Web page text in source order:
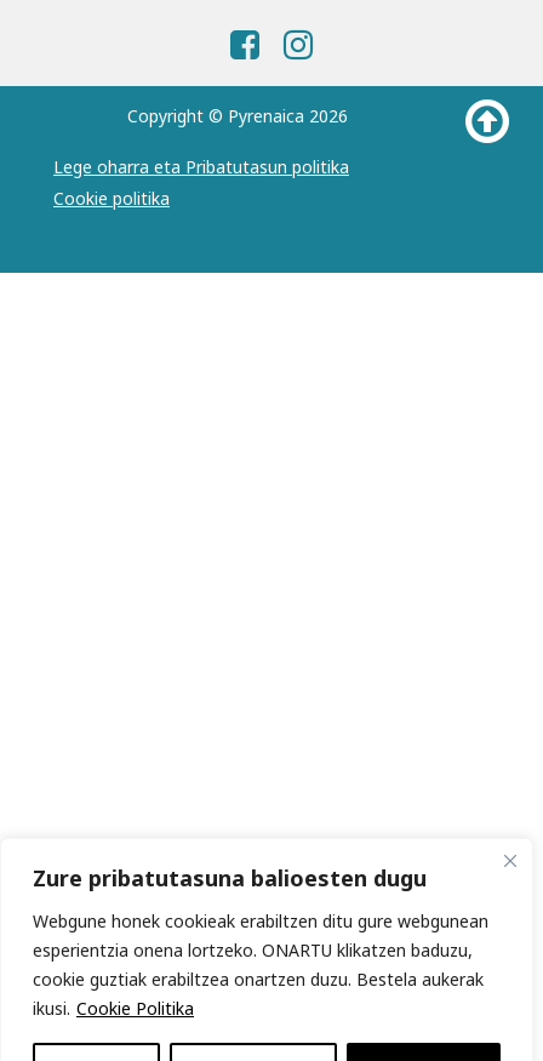
Zure pribatutasuna balioesten dugu
Webgune honek cookieak erabiltzen ditu gure webgunean
esperientzia onena lortzeko. ONARTU klikatzen baduzu,
cookie guztiak erabiltzea onartzen duzu. Bestela aukerak
ikusi. Cookie Politika
Copyright © Pyrenaica 2026
Lege oharra eta Pribatutasun politika
Cookie politika